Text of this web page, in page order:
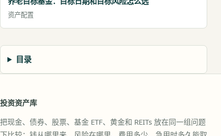
目录
资产配置
投资资产库
把现金、债券、股票、基金 ETF、黄金和 REITs 放在同一组问题